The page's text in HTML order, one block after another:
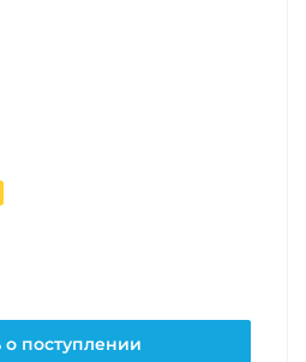
поступлении